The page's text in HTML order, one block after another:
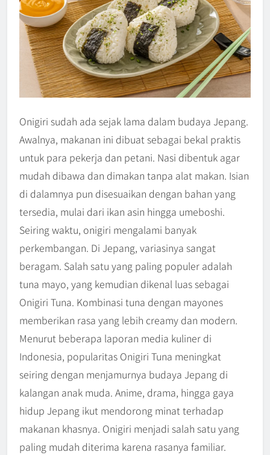
Onigiri sudah ada sejak lama dalam budaya Jepang.
Awalnya, makanan ini dibuat sebagai bekal praktis
untuk para pekerja dan petani. Nasi dibentuk agar
mudah dibawa dan dimakan tanpa alat makan. Isian
di dalamnya pun disesuaikan dengan bahan yang
tersedia, mulai dari ikan asin hingga umeboshi.
Seiring waktu, onigiri mengalami banyak
perkembangan. Di Jepang, variasinya sangat
beragam. Salah satu yang paling populer adalah
tuna mayo, yang kemudian dikenal luas sebagai
Onigiri Tuna. Kombinasi tuna dengan mayones
memberikan rasa yang lebih creamy dan modern.
Menurut beberapa laporan media kuliner di
Indonesia, popularitas Onigiri Tuna meningkat
seiring dengan menjamurnya budaya Jepang di
kalangan anak muda. Anime, drama, hingga gaya
hidup Jepang ikut mendorong minat terhadap
makanan khasnya. Onigiri menjadi salah satu yang
paling mudah diterima karena rasanya familiar.